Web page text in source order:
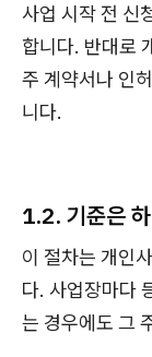
사업 시작 전 신
합니다. 반대로
주 계약서나 인
니다.
1.2. 기준은
이 절차는 개인
다. 사업장마다
는 경우에도 그